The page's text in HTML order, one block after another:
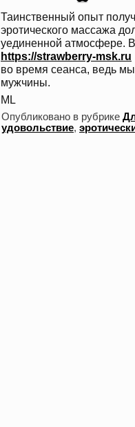
Таинственный опыт
эротического массажа
уединенной атмосфере.
https://strawberry-msk.ru
во время сеанса, ведь
мужчины.
ML
Опубликовано в рубрике
удовольствие,